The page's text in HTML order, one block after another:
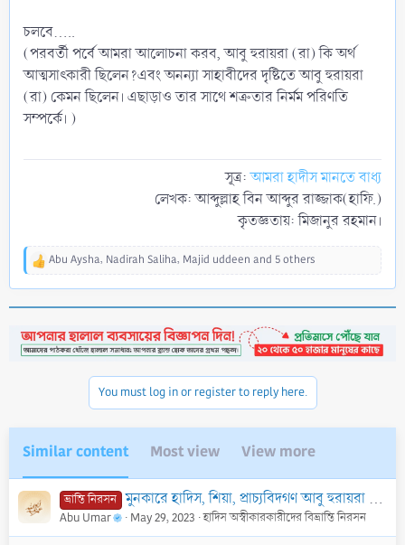
চলবে.....
(পরবর্তী পর্বে আমরা আলোচনা করব, আবু হুরায়রা (রা) কি অর্থ
আত্মসাৎকারী ছিলেন?এবং অনন্যা সাহাবীদের দৃষ্টিতে আবু হুরায়রা
(রা) কেমন ছিলেন। এছাড়াও তার সাথে শত্রুতার নির্মম পরিণতি
সম্পর্কে। )
সূত্র:আমরা হাদীস মানতে বাধ্য
লেখক: আব্দুল্লাহ বিন আব্দুর রাজ্জাক(হাফি.)
কৃতজ্ঞতায়: মিজানুর রহমান।​
R
t
i
Abu Aysha, Nadirah Saliha, Majid uddeen and 5 others
You must log in or register to reply here.
Similar content Most view View more
ভ্রান্তি নিরসন মুনকারে হাদিস, শিয়া, প্রাচ্যবিদগণ আবু হুরায়রা (রা) এর উপর আনা অভিযোগ ও অপবাদ এর জবাব। (শেষ পর্ব)
Abu Umar May 29, 2023 হাদিস অস্বীকারকারীদের বিভ্রান্তি নিরসন